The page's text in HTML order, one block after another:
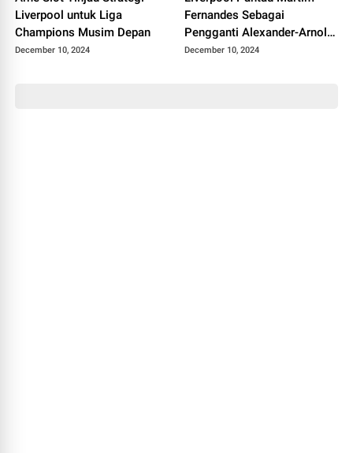
Liverpool untuk Liga
Champions Musim Depan
December 10, 2024
Fernandes Sebagai
Pengganti Alexander-Arnold,
Sesuai Pilihan Arne Slot
December 10, 2024